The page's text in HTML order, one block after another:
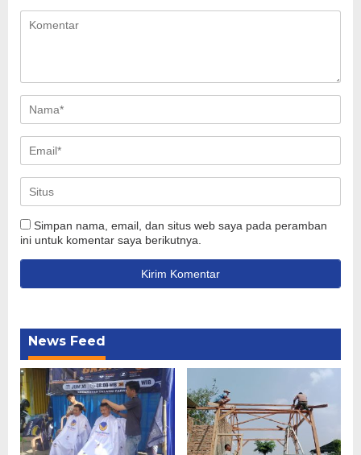
Simpan nama, email, dan situs web saya pada peramban
ini untuk komentar saya berikutnya.
News Feed